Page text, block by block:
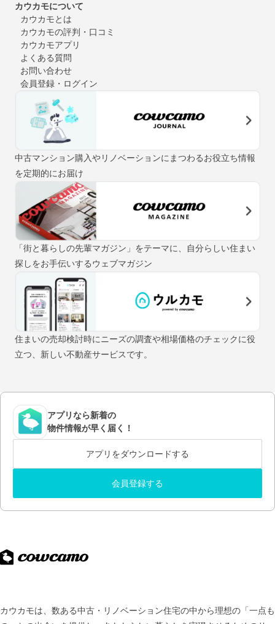
カウカモについて
カウカモとは
カウカモの評判・口コミ
カウカモアプリ
よくある質問
お問い合わせ
会員登録・ログイン
中古マンション購入やリノベーションにまつわるお役立ち情報
を定期的にお届け
「街と暮らしの先輩マガジン」をテーマに、自分らしい住まい
探しをお手伝いするウェブマガジン
住まいの売却検討時にニーズの調査や相場価格のチェックに役
立つ、新しい不動産サービスです。
アプリなら新着の
物件情報が早く届く！
アプリをダウンロードする
会員登録する
カウカモは、数ある中古・リノベーション住宅の中から理想の「一点も